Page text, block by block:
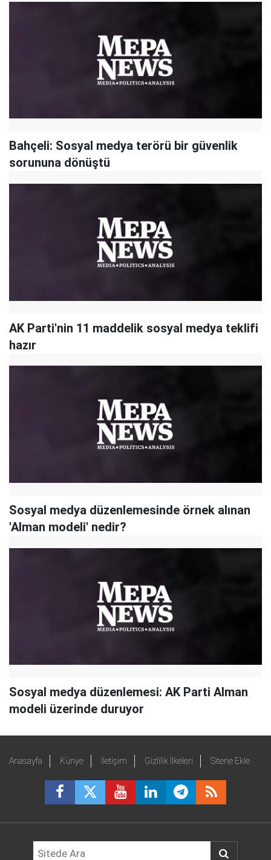
Bahçeli: Sosyal medya terörü bir güvenlik
sorununa dönüştü
AK Parti'nin 11 maddelik sosyal medya teklifi
hazır
Sosyal medya düzenlemesinde örnek alınan
'Alman modeli' nedir?
Sosyal medya düzenlemesi: AK Parti Alman
modeli üzerinde duruyor
Anasayfa Künye İletişim Gizlilik İlkeleri Sitene Ekle